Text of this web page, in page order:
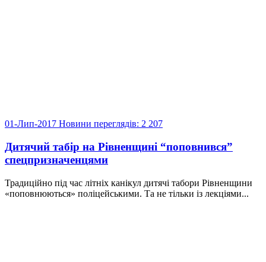
01-Лип-2017 Новини переглядів: 2 207
Дитячий табір на Рівненщині “поповнився”
спецпризначенцями
Традиційно під час літніх канікул дитячі табори Рівненщини
«поповнюються» поліцейськими. Та не тільки із лекціями...